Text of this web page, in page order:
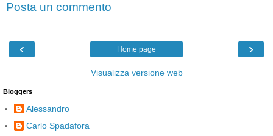
Posta un commento
‹ ›
Home page
Visualizza versione web
Bloggers
Alessandro
Carlo Spadafora